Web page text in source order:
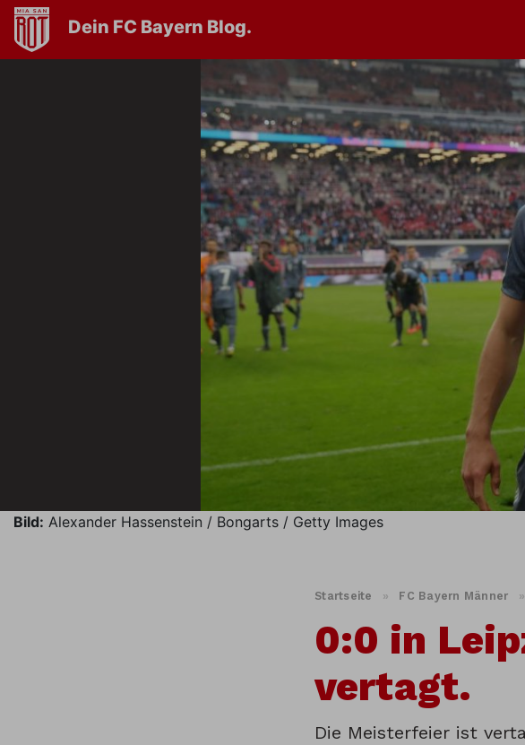
Dein FC Bayern Blog.
Bild: Alexander Hassenstein / Bongarts / Getty Images
Startseite » FC Bayern Männer »
0:0 in
vertagt.
Die Meisterfeier ist